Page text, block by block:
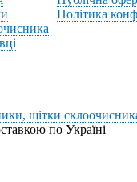
Політика
щітки
по Україні